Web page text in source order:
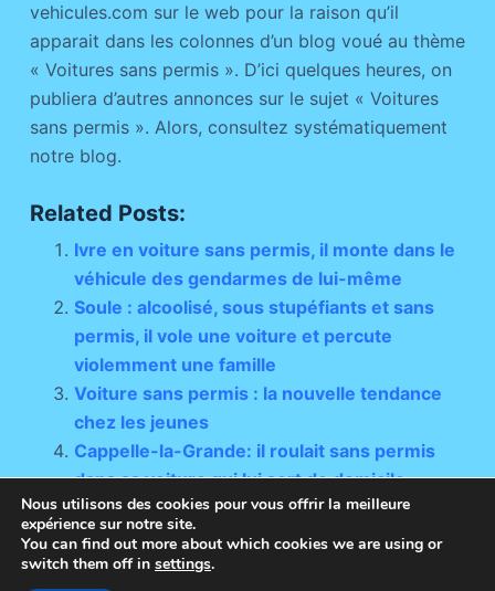
vehicules.com sur le web pour la raison qu’il
apparait dans les colonnes d’un blog voué au thème
« Voitures sans permis ». D’ici quelques heures, on
publiera d’autres annonces sur le sujet « Voitures
sans permis ». Alors, consultez systématiquement
notre blog.
Related Posts:
Ivre en voiture sans permis, il monte dans le
véhicule des gendarmes de lui-même
Soule : alcoolisé, sous stupéfiants et sans
permis, il vole une voiture et percute
violemment une famille
Voiture sans permis : la nouvelle tendance
chez les jeunes
Cappelle-la-Grande: il roulait sans permis
dans sa voiture qui lui sert de domicile
Nous utilisons des cookies pour vous offrir la meilleure
expérience sur notre site.
You can find out more about which cookies we are using or
switch them off in settings.